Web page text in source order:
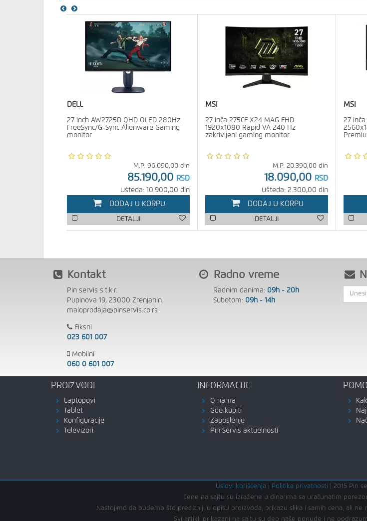
DELL
27 inch AW2725D QHD OLED 280Hz
FreeSync/G-Sync Alienware Gaming
monitor
M.P. 96.090,00 din
85.190,00 RSD
Ušteda: 10.900,00 din
DODAJ U KORPU
DETALJI
MSI
27 inča 275CF X24 MAG FHD
1920x1080 Rapid VA 240 Hz
zakrivljeni gaming monitor
M.P. 20.390,00 din
18.090,00 RSD
Ušteda: 2.300,00 din
DODAJ U KORPU
DETALJI
MSI
27 inča
Kontakt
Pin servis s.t.k.r.
Pupinova 19, 23000 Zrenjanin
maloprodaja@pinservis.co.rs
Fiksni
023 601 007
Mobilni
060 0 601 007
Radno vreme
Radnim danima: 09h - 20h
Subotom: 09h - 14h
PROIZVODI
Laptopovi
Tablet
Konfiguracije
Televizori
INFORMACIJE
O nama
Gde kupiti
Zaposlenje
Pin Servis aktuelnosti
Uslovi korišćenja Politika privatnosti
2015 Pin
Cene na sajtu su izražene u dinarima sa uračunatim
Nastojimo da budemo što precizniji u opisu proizvoda, prikazu slika i samih cena, ali
Svi artikli prikazani na sajtu su deo naše ponude i ne